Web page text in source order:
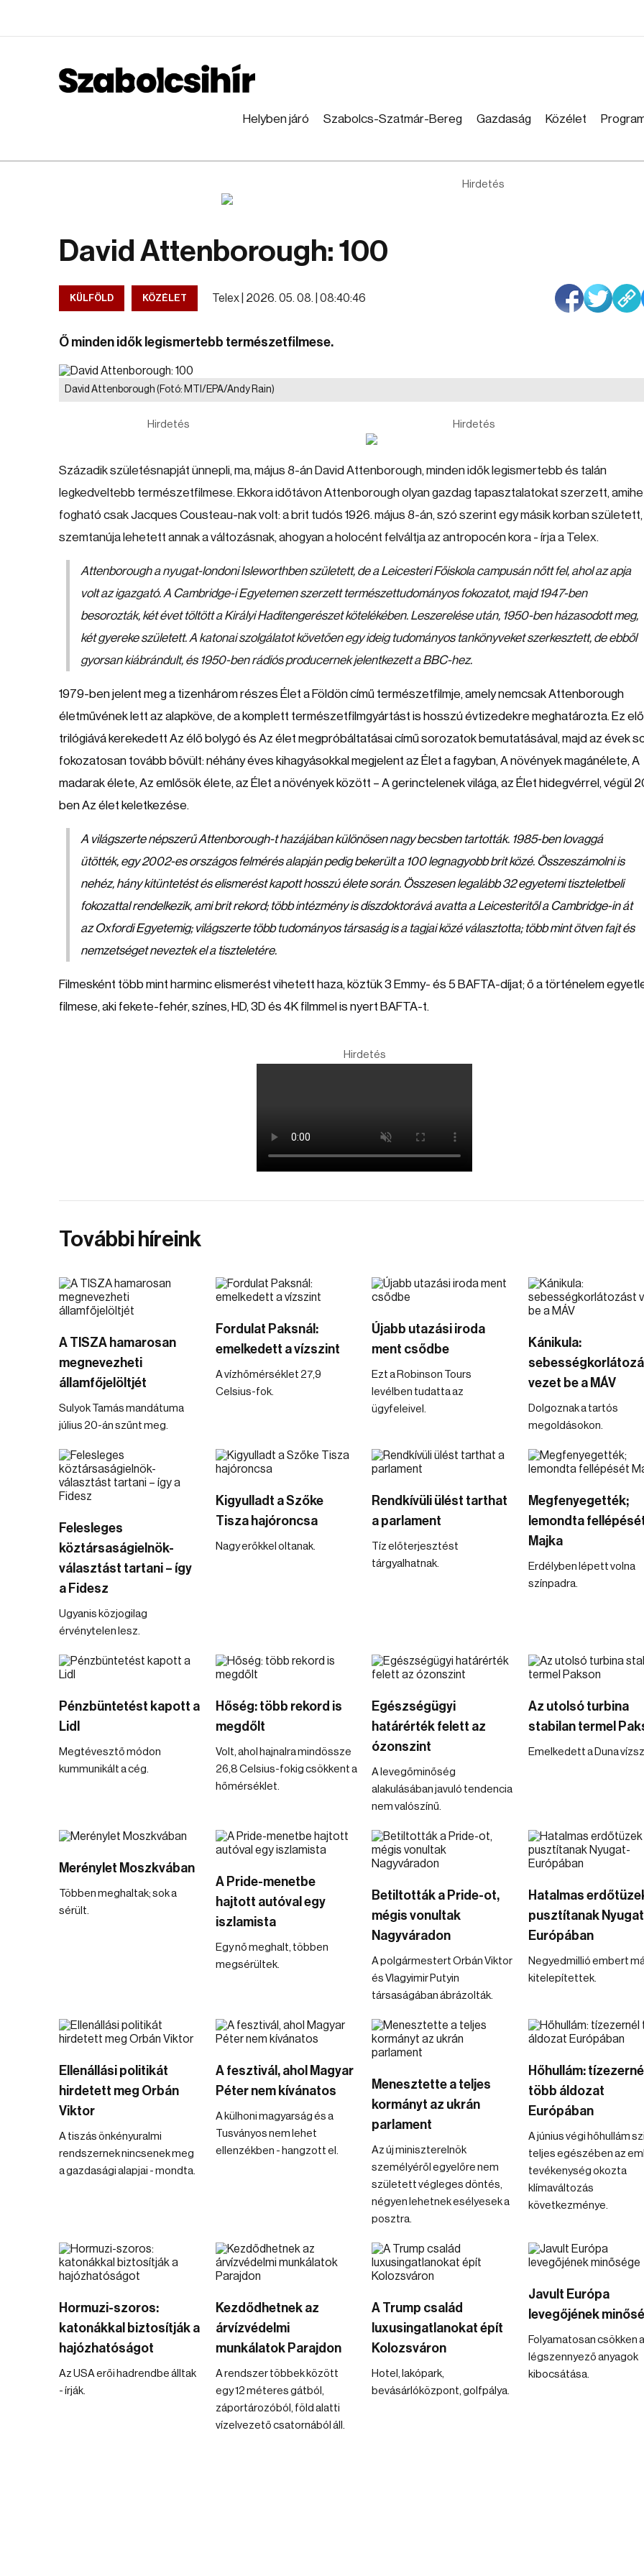
Helyben járó Szabolcs-Szatmár-Bereg Gazdaság Közélet
Hirdetés
David Attenborough: 100
KÜLFÖLD KÖZÉLET Telex | 2026. 05. 08. | 08:40:46
Ő minden idők legismertebb természetfilmese.
David Attenborough (Fotó: MTI/EPA/Andy Rain)
Hirdetés Hirdetés
Századik születésnapját ünnepli, ma, május 8-án David Attenborough, minden idők legismertebb és talán
legkedveltebb természetfilmese. Ekkora időtávon Attenborough olyan gazdag tapasztalatokat szerzett,
fogható csak Jacques Cousteau-nak volt: a brit tudós 1926. május 8-án, szó szerint egy másik korban
szemtanúja lehetett annak a változásnak, ahogyan a holocént felváltja az antropocén kora - írja a Telex.
Attenborough a nyugat-londoni Isleworthben született, de a Leicesteri Főiskola campusán nőtt fel, ahol az apja
volt az igazgató. A Cambridge-i Egyetemen szerzett természettudományos fokozatot, majd 1947-ben
besorozták, két évet töltött a Királyi Haditengerészet kötelékében. Leszerelése után, 1950-ben házasodott meg,
két gyereke született. A katonai szolgálatot követően egy ideig tudományos tankönyveket szerkesztett, de ebből
gyorsan kiábrándult, és 1950-ben rádiós producernek jelentkezett a BBC-hez.
1979-ben jelent meg a tizenhárom részes Élet a Földön című természetfilmje, amely nemcsak Attenborough
életművének lett az alapköve, de a komplett természetfilmgyártást is hosszú évtizedekre meghatározta. Ez
trilógiává kerekedett Az élő bolygó és Az élet megpróbáltatásai című sorozatok bemutatásával, majd az évek
fokozatosan tovább bővült: néhány éves kihagyásokkal megjelent az Élet a fagyban, A növények magánélete, A
madarak élete, Az emlősök élete, az Élet a növények között – A gerinctelenek világa, az Élet hidegvérrel, végül
ben Az élet keletkezése.
A világszerte népszerű Attenborough-t hazájában különösen nagy becsben tartották. 1985-ben lovaggá
ütötték, egy 2002-es országos felmérés alapján pedig bekerült a 100 legnagyobb brit közé. Összeszámolni is
nehéz, hány kitüntetést és elismerést kapott hosszú élete során. Összesen legalább 32 egyetemi tiszteletbeli
fokozattal rendelkezik, ami brit rekord; több intézmény is díszdoktorává avatta a Leicesteritől a Cambridge-in át
az Oxfordi Egyetemig; világszerte több tudományos társaság is a tagjai közé választotta; több mint ötven fajt és
nemzetséget neveztek el a tiszteletére.
Filmesként több mint harminc elismerést vihetett haza, köztük 3 Emmy- és 5 BAFTA-díjat; ő a történelem
filmese, aki fekete-fehér, színes, HD, 3D és 4K filmmel is nyert BAFTA-t.
Hirdetés
További híreink
A TISZA hamarosan
megnevezheti
államfőjelöltjét
Sulyok Tamás mandátuma
július 20-án szűnt meg.
Fordulat Paksnál:
emelkedett a vízszint
A vízhőmérséklet 27,9
Celsius-fok.
Újabb utazási iroda
ment csődbe
Ezt a Robinson Tours
levélben tudatta az
ügyfeleivel.
Kánikula:
vezet be a MÁV
Dolgoznak a tartós
megoldásokon.
Felesleges
köztársaságielnök-
választást tartani – így
a Fidesz
Ugyanis közjogilag
érvénytelen lesz.
Kigyulladt a Szőke
Tisza hajóroncsa
Nagy erőkkel oltanak.
Rendkívüli ülést tarthat
a parlament
Tíz előterjesztést
tárgyalhatnak.
Megfenyegették;
lemondta
Majka
Erdélyben lépett volna
színpadra.
Pénzbüntetést kapott a
Lidl
Megtévesztő módon
kummunikált a cég.
Hőség: több rekord is
megdőlt
Volt, ahol hajnalra mindössze
26,8 Celsius-fokig csökkent a
hőmérséklet.
Egészségügyi
határérték felett az
ózonszint
A levegőminőség
alakulásában javuló tendencia
nem valószínű.
Az utolsó turbina
stabilan termel
Emelkedett a Duna
Merénylet Moszkvában
Többen meghaltak; sok a
sérült.
A Pride-menetbe
hajtott autóval egy
iszlamista
Egy nő meghalt, többen
megsérültek.
Betiltották a Pride-ot,
mégis vonultak
Nagyváradon
A polgármestert Orbán Viktor
és Vlagyimir Putyin
társaságában ábrázolták.
Hatalmas
pusztítanak
Európában
Negyedmillió embert
kitelepítettek.
Ellenállási politikát
hirdetett meg Orbán
Viktor
A tiszás önkényuralmi
rendszernek nincsenek meg
a gazdasági alapjai - mondta.
A fesztivál, ahol Magyar
Péter nem kívánatos
A külhoni magyarság és a
Tusványos nem lehet
ellenzékben - hangzott el.
Menesztette a teljes
kormányt az ukrán
parlament
Az új miniszterelnök
személyéről egyelőre nem
született végleges döntés,
négyen lehetnek esélyesek a
posztra.
Hőhullám: tízezernél
több áldozat
Európában
A június végi hőhullám
teljes egészében az
tevékenység okozta
klímaváltozás
következménye.
Hormuzi-szoros:
katonákkal biztosítják a
hajózhatóságot
Az USA erői hadrendbe álltak
- írják.
Kezdődhetnek az
árvízvédelmi
munkálatok Parajdon
A rendszer többek között
egy 12 méteres gátból,
záportározóból, föld alatti
vízelvezető csatornából áll.
A Trump család
luxusingatlanokat épít
Kolozsváron
Hotel, lakópark,
bevásárlóközpont, golfpálya.
Javult Európa
levegőjének
Folyamatosan csökken
légszennyező anyagok
kibocsátása.